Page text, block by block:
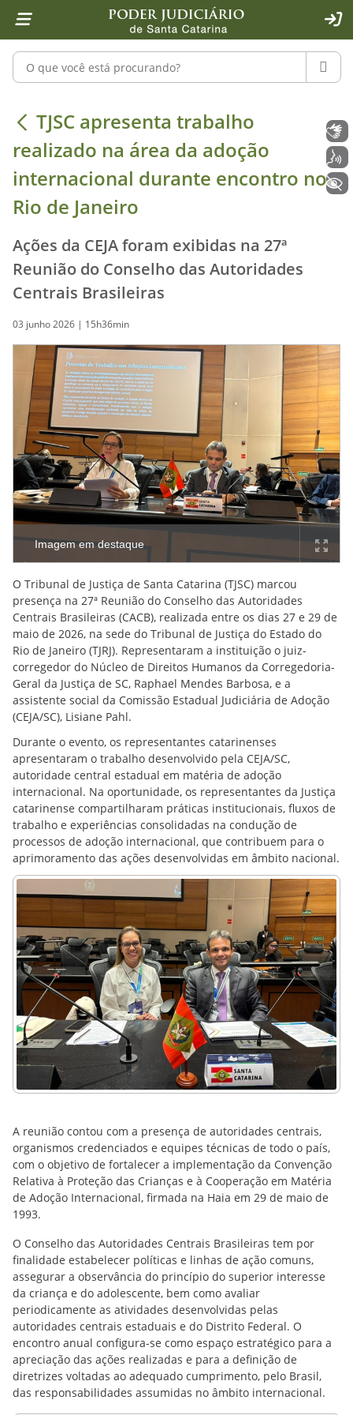
1 Ir para o conteúdo
2 Ir para a ferramenta de acessibilidade - Rybená
4 Ir para o menu principal
5 Ir para a pesquisa
6 Ir para o rodapé
7 Ir para a página inicial
Pesquisar no portal
TJSC apresenta trabalho realizado
TJSC apresenta trabalho
realizado na área da adoção
internacional durante encontro no
Rio de Janeiro
Ações da CEJA foram exibidas na 27ª
Reunião do Conselho das Autoridades
Centrais Brasileiras
03 junho 2026 | 15h36min
Imagem em destaque
O Tribunal de Justiça de Santa Catarina (TJSC) marcou
presença na 27ª Reunião do Conselho das Autoridades
Centrais Brasileiras (CACB), realizada entre os dias 27 e 29 de
maio de 2026, na sede do Tribunal de Justiça do Estado do
Rio de Janeiro (TJRJ). Representaram a instituição o juiz-
corregedor do Núcleo de Direitos Humanos da Corregedoria-
Geral da Justiça de SC, Raphael Mendes Barbosa, e a
assistente social da Comissão Estadual Judiciária de Adoção
(CEJA/SC), Lisiane Pahl.
Durante o evento, os representantes catarinenses
apresentaram o trabalho desenvolvido pela CEJA/SC,
autoridade central estadual em matéria de adoção
internacional. Na oportunidade, os representantes da Justiça
catarinense compartilharam práticas institucionais, fluxos de
trabalho e experiências consolidadas na condução de
processos de adoção internacional, que contribuem para o
aprimoramento das ações desenvolvidas em âmbito nacional.
A reunião contou com a presença de autoridades centrais,
organismos credenciados e equipes técnicas de todo o país,
com o objetivo de fortalecer a implementação da Convenção
Relativa à Proteção das Crianças e à Cooperação em Matéria
de Adoção Internacional, firmada na Haia em 29 de maio de
1993.
O Conselho das Autoridades Centrais Brasileiras tem por
finalidade estabelecer políticas e linhas de ação comuns,
assegurar a observância do princípio do superior interesse
da criança e do adolescente, bem como avaliar
periodicamente as atividades desenvolvidas pelas
autoridades centrais estaduais e do Distrito Federal. O
encontro anual configura-se como espaço estratégico para a
apreciação das ações realizadas e para a definição de
diretrizes voltadas ao adequado cumprimento, pelo Brasil,
das responsabilidades assumidas no âmbito internacional.
+ Acessibilidade